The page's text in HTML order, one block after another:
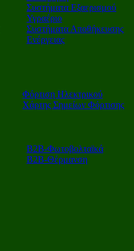
Συστήματα Εξαερισμού
Υγραέριο
Συστήματα Αποθήκευσης
Ενέργειας
Φόρτιση Ηλεκτρικού
Χάρτης Σημείων Φόρτισης
Β2Β-Φωτοβολταϊκά
Β2Β-Θέρμανση